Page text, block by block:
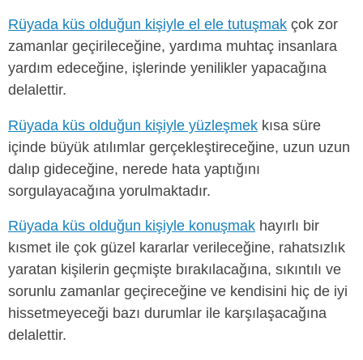
Rüyada küs olduğun kişiyle el ele tutuşmak çok zor
zamanlar geçirileceğine, yardıma muhtaç insanlara
yardım edeceğine, işlerinde yenilikler yapacağına
delalettir.
Rüyada küs olduğun kişiyle yüzleşmek kısa süre
içinde büyük atılımlar gerçekleştireceğine, uzun uzun
dalıp gideceğine, nerede hata yaptığını
sorgulayacağına yorulmaktadır.
Rüyada küs olduğun kişiyle konuşmak hayırlı bir
kısmet ile çok güzel kararlar verileceğine, rahatsızlık
yaratan kişilerin geçmişte bırakılacağına, sıkıntılı ve
sorunlu zamanlar geçireceğine ve kendisini hiç de iyi
hissetmeyeceği bazı durumlar ile karşılaşacağına
delalettir.